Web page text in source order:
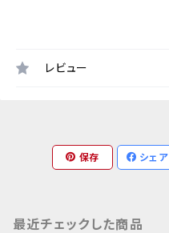
レビュー
保存 シェア
最近チェックした商品